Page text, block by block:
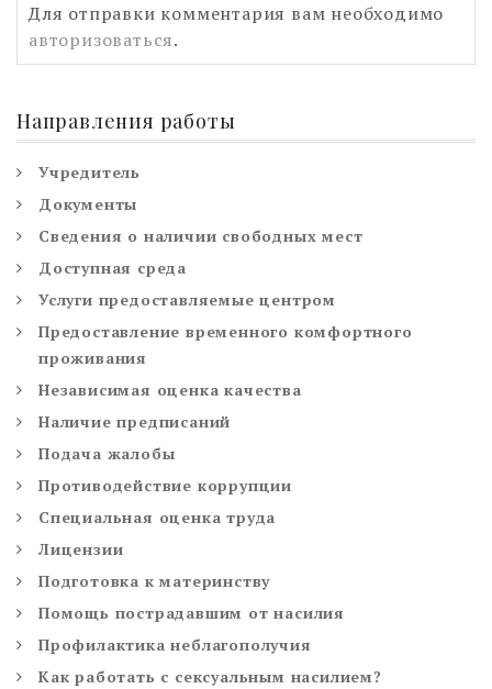
Для отправки комментария вам необходимо
авторизоваться.
Направления работы
Учредитель
Документы
Сведения о наличии свободных мест
Доступная среда
Услуги предоставляемые центром
Предоставление временного комфортного
проживания
Независимая оценка качества
Наличие предписаний
Подача жалобы
Противодействие коррупции
Специальная оценка труда
Лицензии
Подготовка к материнству
Помощь пострадавшим от насилия
Профилактика неблагополучия
Как работать с сексуальным насилием?